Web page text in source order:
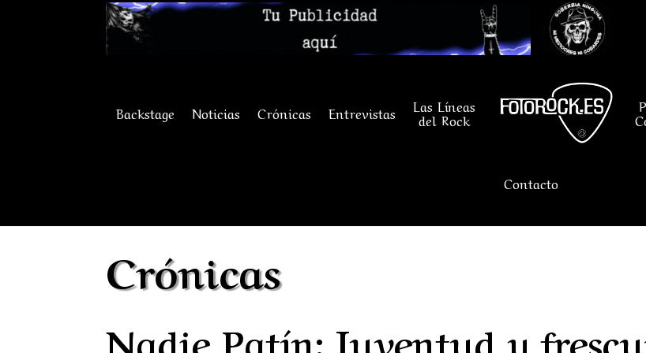
Backstage Noticias Crónicas Entrevistas Las Líneas
del Rock
Contacto
Crónicas
Nadie Patín: Juventud y